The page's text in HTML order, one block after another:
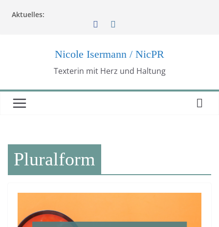
Inhalt
Aktuelles:
Nicole Isermann / NicPR
Texterin mit Herz und Haltung
Pluralform